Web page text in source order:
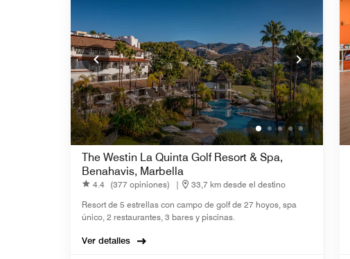
The Westin La Quinta Golf Resort & Spa,
Benahavis, Marbella
4.4 (377 opiniones) |
33,7 km desde el destino
Resort de 5 estrellas con campo de golf de 27 hoyos, spa
único, 2 restaurantes, 3 bares y piscinas.
Ver detalles